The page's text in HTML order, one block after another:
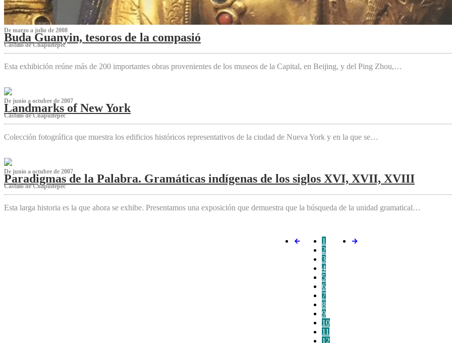
De marzo a julio de 2008
Buda Guanyin, tesoros de la compasió
Castillo de Chapultepec
Esta exhibición reúne más de 200 importantes obras provenientes de los museos de la Capital, en Beijing, y del Ping Zhou,…
De junio a octubre de 2007
Landmarks of New York
Castillo de Chapultepec
Colección fotográfica que muestra los edificios históricos representativos de la ciudad de Nueva York y en la que se…
De junio a octubre de 2007
Paradigmas de la Palabra. Gramáticas indígenas de los siglos XVI, XVII, XVIII
Castillo de Chapultepec
Esta larga historia es la que ahora se exhibe. Presentamos una exposición que demuestra que la búsqueda de la unidad gramatical…
1
2
3
4
5
6
7
8
9
10
11
12